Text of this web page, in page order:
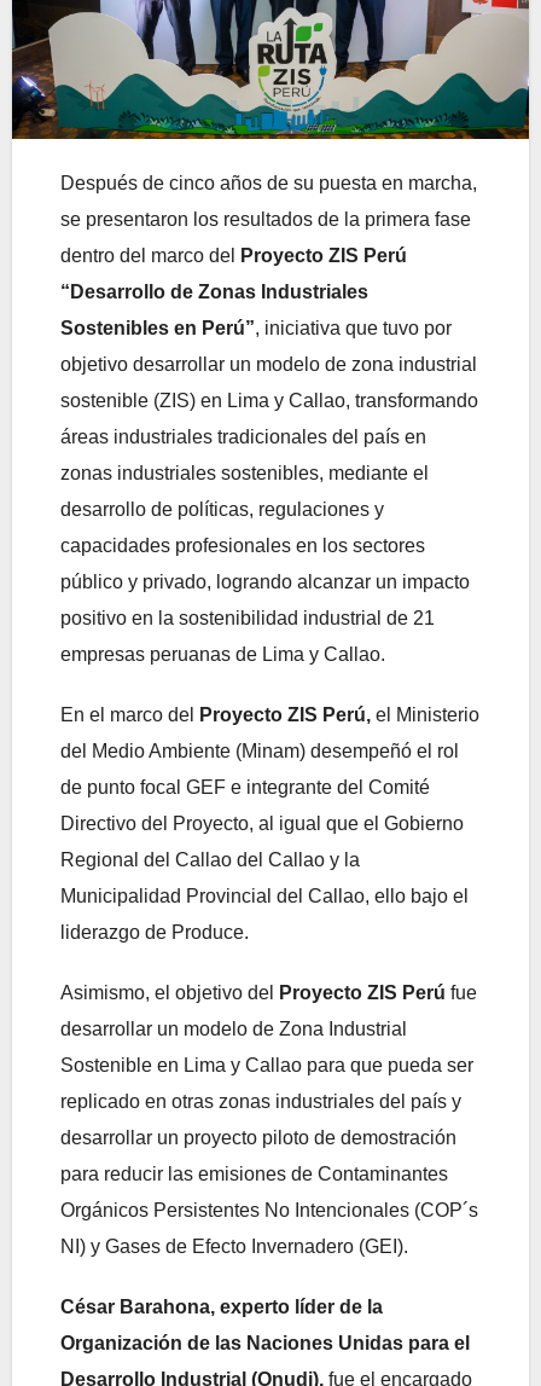
Después de cinco años de su puesta en marcha,
se presentaron los resultados de la primera fase
dentro del marco del
Proyecto ZIS Perú
“Desarrollo de Zonas Industriales
Sostenibles en Perú”, iniciativa que tuvo por
objetivo desarrollar un modelo de zona industrial
sostenible (ZIS) en Lima y Callao, transformando
áreas industriales tradicionales del país en
zonas industriales sostenibles, mediante el
desarrollo de políticas, regulaciones y
capacidades profesionales en los sectores
público y privado, logrando alcanzar un impacto
positivo en la sostenibilidad industrial de 21
empresas peruanas de Lima y Callao.
En el marco del Proyecto ZIS Perú, el Ministerio
del Medio Ambiente (Minam) desempeñó el rol
de punto focal GEF e integrante del Comité
Directivo del Proyecto, al igual que el Gobierno
Regional del Callao del Callao y la
Municipalidad Provincial del Callao, ello bajo el
liderazgo de Produce.
Asimismo, el objetivo del Proyecto ZIS Perú fue
desarrollar un modelo de Zona Industrial
Sostenible en Lima y Callao para que pueda ser
replicado en otras zonas industriales del país y
desarrollar un proyecto piloto de demostración
para reducir las emisiones de Contaminantes
Orgánicos Persistentes No Intencionales (COP´s
NI) y Gases de Efecto Invernadero (GEI).
César Barahona, experto líder de la
Organización de las Naciones Unidas para el
Desarrollo Industrial (Onudi), fue el encargado